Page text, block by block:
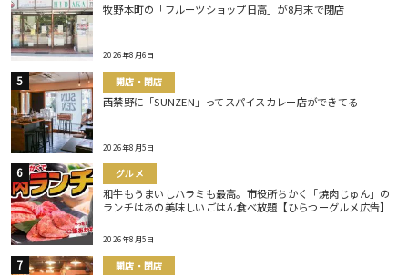
牧野本町の「フルーツショップ日高」が8月末で閉店
2026年8月6日
開店・閉店
西禁野に「SUNZEN」ってスパイスカレー店ができてる
2026年8月5日
グルメ
和牛もうまいしハラミも最高。市役所ちかく「焼肉じゅん」の
ランチはあの美味しいごはん食べ放題【ひらつーグルメ広告】
2026年8月5日
開店・閉店